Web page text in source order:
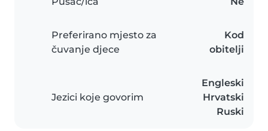
Preferirano mjesto za
čuvanje djece
Kod
obitelji
Jezici koje govorim
Engleski
Hrvatski
Ruski